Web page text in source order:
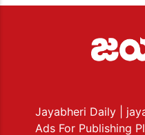
Jayabheri Daily
|
Ads For Publishing